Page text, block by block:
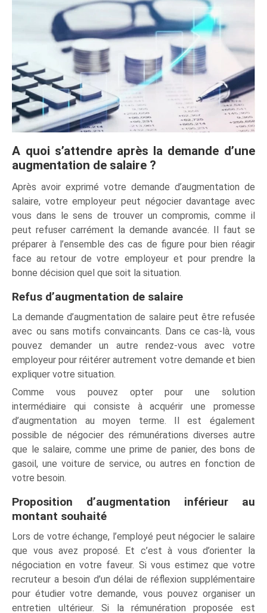
A quoi s’attendre après la demande d’une
augmentation de salaire ?
Après avoir exprimé votre demande d’augmentation de
salaire, votre employeur peut négocier davantage avec
vous dans le sens de trouver un compromis, comme il
peut refuser carrément la demande avancée. Il faut se
préparer à l’ensemble des cas de figure pour bien réagir
face au retour de votre employeur et pour prendre la
bonne décision quel que soit la situation.
Refus d’augmentation de salaire
La demande d’augmentation de salaire peut être refusée
avec ou sans motifs convaincants. Dans ce cas-là, vous
pouvez demander un autre rendez-vous avec votre
employeur pour réitérer autrement votre demande et bien
expliquer votre situation.
Comme vous pouvez opter pour une solution
intermédiaire qui consiste à acquérir une promesse
d’augmentation au moyen terme. Il est également
possible de négocier des rémunérations diverses autre
que le salaire, comme une prime de panier, des bons de
gasoil, une voiture de service, ou autres en fonction de
votre besoin.
Proposition d’augmentation inférieur au
montant souhaité
Lors de votre échange, l’employé peut négocier le salaire
que vous avez proposé. Et c’est à vous d’orienter la
négociation en votre faveur. Si vous estimez que votre
recruteur a besoin d’un délai de réflexion supplémentaire
pour étudier votre demande, vous pouvez organiser un
entretien ultérieur. Si la rémunération proposée est